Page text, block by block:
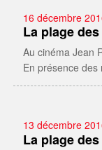
16 décembre
La plage
Au cinéma Jean
En présence des
13 décembre
La plage